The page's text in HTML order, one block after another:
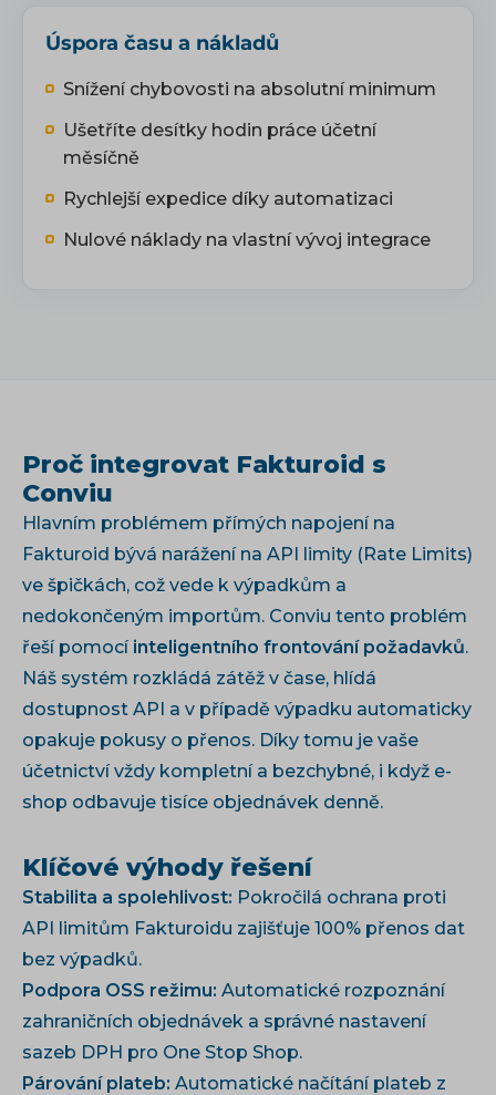
Úspora času a nákladů
Snížení chybovosti na absolutní minimum
Ušetříte desítky hodin práce účetní
měsíčně
Rychlejší expedice díky automatizaci
Nulové náklady na vlastní vývoj integrace
Proč integrovat Fakturoid s
Conviu
Hlavním problémem přímých napojení na
Fakturoid bývá narážení na API limity (Rate Limits)
ve špičkách, což vede k výpadkům a
nedokončeným importům. Conviu tento problém
řeší pomocí inteligentního frontování požadavků.
Náš systém rozkládá zátěž v čase, hlídá
dostupnost API a v případě výpadku automaticky
opakuje pokusy o přenos. Díky tomu je vaše
účetnictví vždy kompletní a bezchybné, i když e-
shop odbavuje tisíce objednávek denně.
Klíčové výhody řešení
Stabilita a spolehlivost: Pokročilá ochrana proti
API limitům Fakturoidu zajišťuje 100% přenos dat
bez výpadků.
Podpora OSS režimu: Automatické rozpoznání
zahraničních objednávek a správné nastavení
sazeb DPH pro One Stop Shop.
Párování plateb: Automatické načítání plateb z